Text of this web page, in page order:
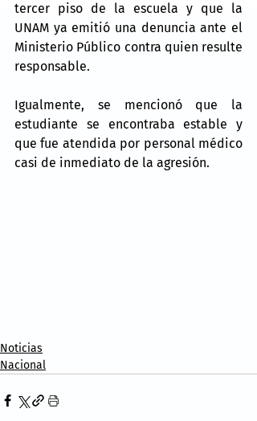
tercer piso de la escuela y que la
UNAM ya emitió una denuncia ante el
Ministerio Público contra quien resulte
responsable.
Igualmente, se mencionó que la
estudiante se encontraba estable y
que fue atendida por personal médico
casi de inmediato de la agresión.
Noticias
Nacional